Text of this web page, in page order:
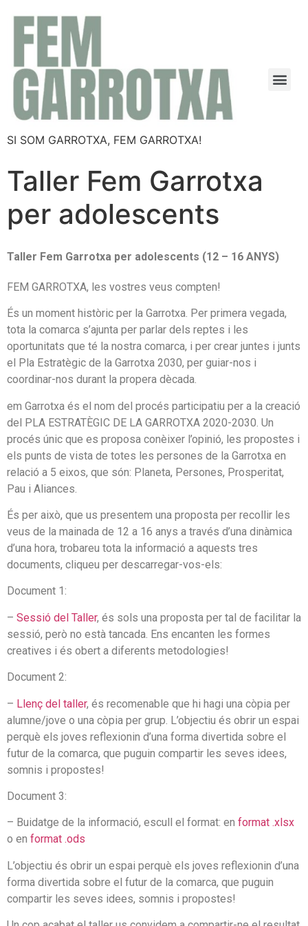
SI SOM GARROTXA, FEM GARROTXA!
Taller Fem Garrotxa
per adolescents
Taller Fem Garrotxa per adolescents (12 – 16 ANYS)
FEM GARROTXA, les vostres veus compten!
És un moment històric per la Garrotxa. Per primera vegada,
tota la comarca s’ajunta per parlar dels reptes i les
oportunitats que té la nostra comarca, i per crear juntes i junts
el Pla Estratègic de la Garrotxa 2030, per guiar-nos i
coordinar-nos durant la propera dècada.
em Garrotxa és el nom del procés participatiu per a la creació
del PLA ESTRATÈGIC DE LA GARROTXA 2020-2030. Un
procés únic que es proposa conèixer l’opinió, les propostes i
els punts de vista de totes les persones de la Garrotxa en
relació a 5 eixos, que són: Planeta, Persones, Prosperitat,
Pau i Aliances.
És per això, que us presentem una proposta per recollir les
veus de la mainada de 12 a 16 anys a través d’una dinàmica
d’una hora, trobareu tota la informació a aquests tres
documents, cliqueu per descarregar-vos-els:
Document 1:
– Sessió del Taller, és sols una proposta per tal de facilitar la
sessió, però no està tancada. Ens encanten les formes
creatives i és obert a diferents metodologies!
Document 2:
– Llenç del taller, és recomenable que hi hagi una còpia per
alumne/jove o una còpia per grup. L’objectiu és obrir un espai
perquè els joves reflexionin d’una forma divertida sobre el
futur de la comarca, que puguin compartir les seves idees,
somnis i propostes!
Document 3:
– Buidatge de la informació, escull el format: en format .xlsx
o en format .ods
L’objectiu és obrir un espai perquè els joves reflexionin d’una
forma divertida sobre el futur de la comarca, que puguin
compartir les seves idees, somnis i propostes!